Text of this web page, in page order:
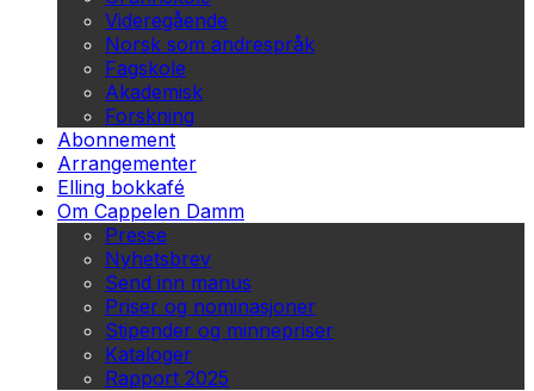
Videregående
Norsk som andrespråk
Fagskole
Akademisk
Forskning
Abonnement
Arrangementer
Elling bokkafé
Om Cappelen Damm
Presse
Nyhetsbrev
Send inn manus
Priser og nominasjoner
Stipender og minnepriser
Kataloger
Rapport 2025